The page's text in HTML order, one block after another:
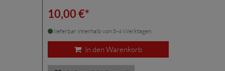
10,00 €*
lieferbar innerhalb von 3-4 Werktagen
In den Warenkorb